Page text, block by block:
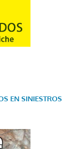
EN SINIESTROS